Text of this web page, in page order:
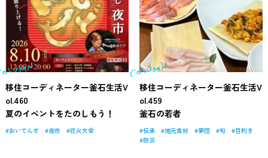
移住コーディネーター釜石生活V
ol.460
夏のイベントをたのしもう！
おいでんせ 夜市 花火大会
移住コーディネーター釜石生活V
ol.459
釜石の若者
伝承 地元食材 夢団 旬
目利き
防災